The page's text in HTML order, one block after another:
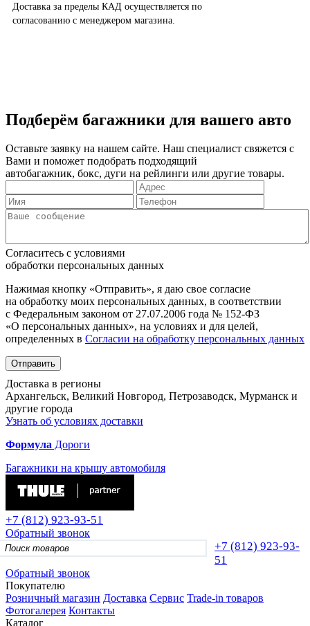
Доставка за пределы КАД осуществляется по
согласованию с менеджером магазина.
Подберём багажники для вашего авто
Оставьте заявку на нашем сайте. Наш специалист свяжется с
Вами и поможет подобрать подходящий
автобагажник, бокс, дуги на рейлинги или другие товары.
Согласитесь с условиями
обработки персональных данных
Нажимая кнопку «Отправить», я даю свое согласие
на обработку моих персональных данных, в соответствии
с Федеральным законом от 27.07.2006 года № 152-ФЗ
«О персональных данных», на условиях и для целей,
определенных в Согласии на обработку персональных данных
Отправить
Доставка в регионы
Архангельск, Великий Новгород, Петрозаводск, Мурманск и
другие города
Узнать об условиях доставки
Формула Дороги
Багажники на крышу автомобиля
+7 (812) 923-93-51
Обратный звонок
+7 (812) 923-93-
51
Обратный звонок
Покупателю
Розничный магазин Доставка Сервис Trade-in товаров
Фотогалерея Контакты
Каталог